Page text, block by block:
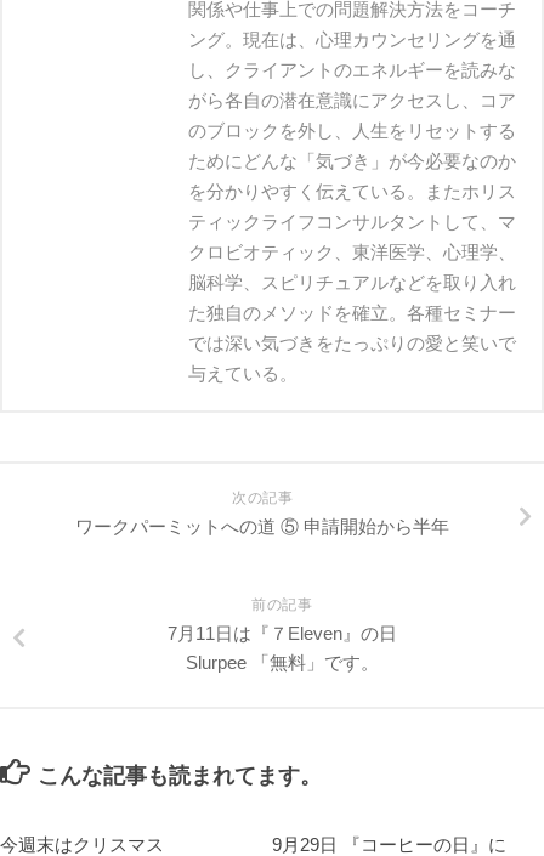
関係や仕事上での問題解決方法をコーチ
ング。現在は、心理カウンセリングを通
し、クライアントのエネルギーを読みな‬
がら各自の潜在意識にアクセスし、コア
のブロックを外し、人生をリセットする
ためにどんな「気づき」が今必要なのか
を分かりやすく伝えている。‬またホリス
ティックライフコンサルタントして、マ
クロビオティック、東洋医学、心理学、
脳科学、スピリチュアルなど‬を取り入れ
た独自のメソッドを確立。各種セミナー
では深い気づきをたっぷりの愛と笑いで
与えている‬。
次の記事
ワークパーミットへの道 ⑤ 申請開始から半年
前の記事
7月11日は『７Eleven』の日
Slurpee 「無料」です。
こんな記事も読まれてます。
今週末はクリスマス
9月29日 『コーヒーの日』に